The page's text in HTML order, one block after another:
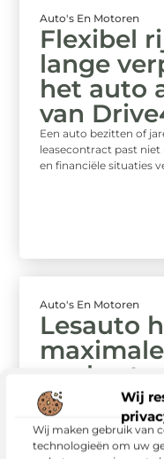
Wij
Wij maken gebruik van
technologieën om uw
Auto's En Motoren
Flexibel
lange
het auto
van
Een auto bezitten of
leasecontract past niet
en financiële situaties
Auto's En Motoren
Lesauto
uw kosten
Als rijschoolhouder is
voorspelbaar en
helpt u om financiële ...